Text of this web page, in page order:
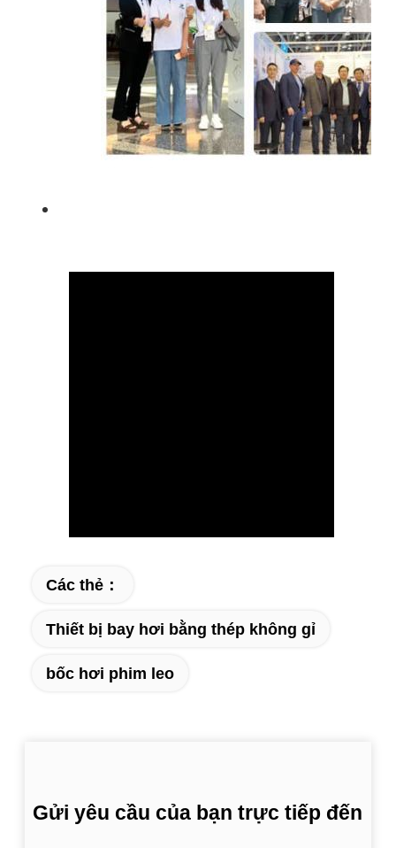
Các thẻ：
Thiết bị bay hơi bằng thép không gỉ
bốc hơi phim leo
Gửi yêu cầu của bạn trực tiếp đến